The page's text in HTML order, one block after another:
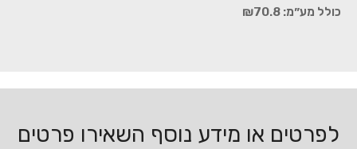
כולל מע״מ: ₪70.8
לפרטים או מידע נוסף השאירו פרטים